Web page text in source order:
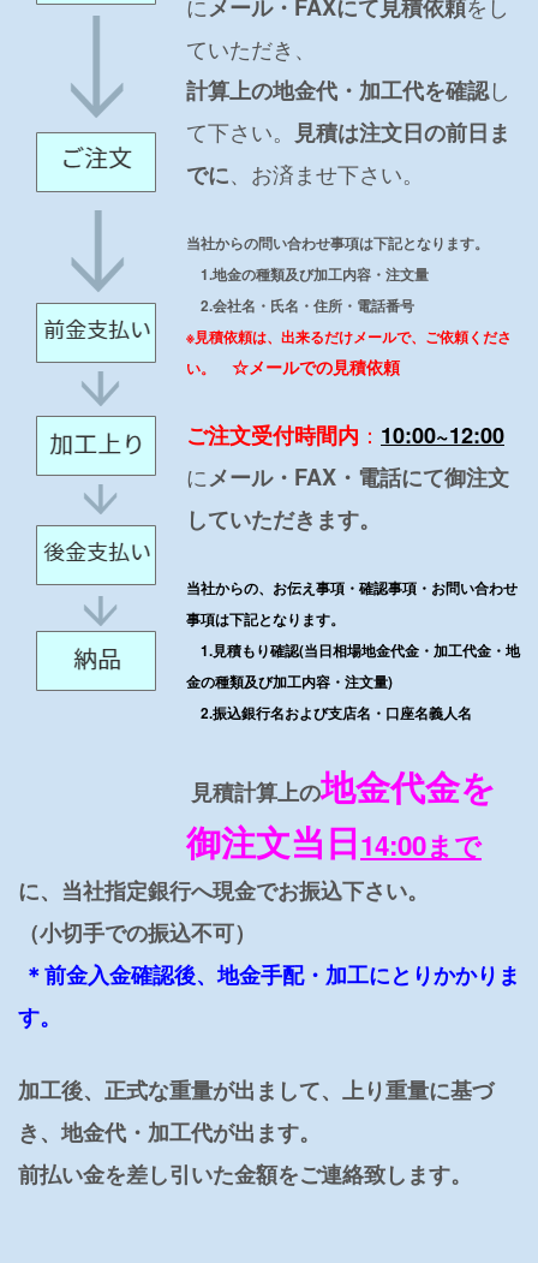
メール・FAXにて見積依頼
ていただき、
計算上の地金代・加工代を確認し
て下さい。
見積は注文日の前日ま
でに、お済ませ下さい。
当社からの問い合わせ事項は下記となります。
1.地金の種類及び加工内容・注文量
2.会社名・氏名・住所・電話番号
※見積依頼は、出来るだけメールで、ご依頼くださ
い。
☆メールでの見積依頼
ご注文受付時間内 ： 10:00~12:00
にメール・FAX・電話にて御注文
していただきます。
当社からの、お伝え事項・確認事項・お問い合わせ
事項は下記となります。
1.見積もり確認(当日相場地金代金・加工代金・地
金の種類及び加工内容・注文量)
2.振込銀行名および支店名・口座名義人名
見積計算上の地金代金を
御注文当日14:00まで
に、当社指定銀行へ現金でお振込下さい。
（小切手での振込不可）
＊前金入金確認後、地金手配・加工にとりかかりま
す。
加工後、正式な重量が出まして、上り重量に基づ
き、地金代・加工代が出ます。
前払い金を差し引いた金額をご連絡致します。